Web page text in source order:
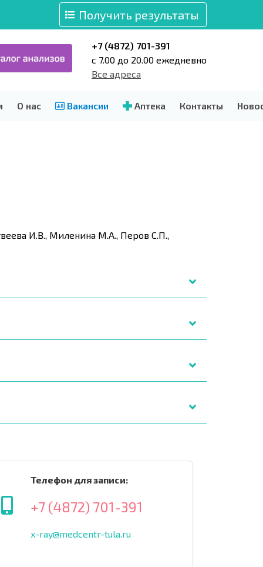
Получить результаты
+7 (4872) 701-391
c 7.00 до 20.00 ежедневно
Все адреса
О нас Вакансии Аптека Контакты
И.В., Миленина М.А., Перов С.П.,
Телефон для записи:
+7 (4872) 701-391
x-ray@medcentr-tula.ru